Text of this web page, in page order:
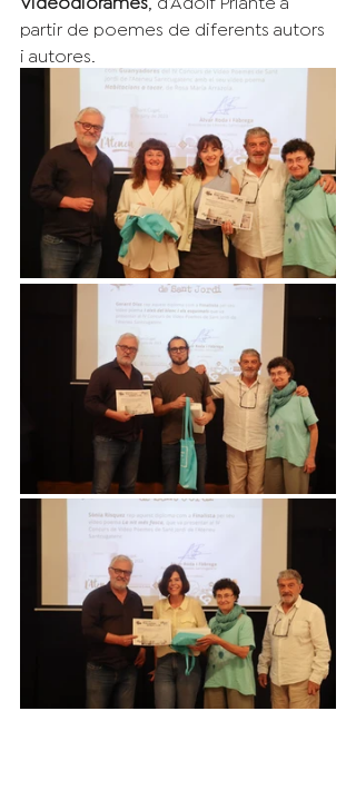
partir de poemes de diferents autors
i autores.